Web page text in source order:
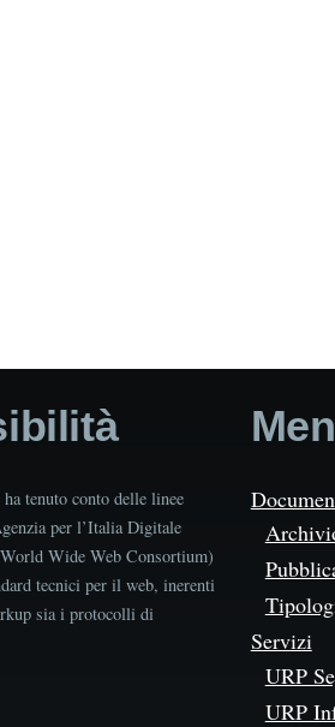
tenuto conto delle linee
per l’Italia Digitale
Wide Web Consortium)
tecnici per il web, inerenti
sia i protocolli di
Servizi
URP
URP